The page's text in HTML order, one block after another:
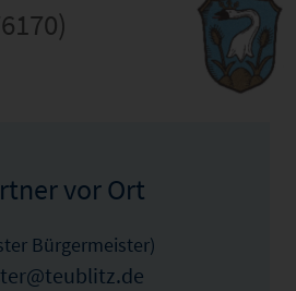
vor Ort
Bürgermeister)